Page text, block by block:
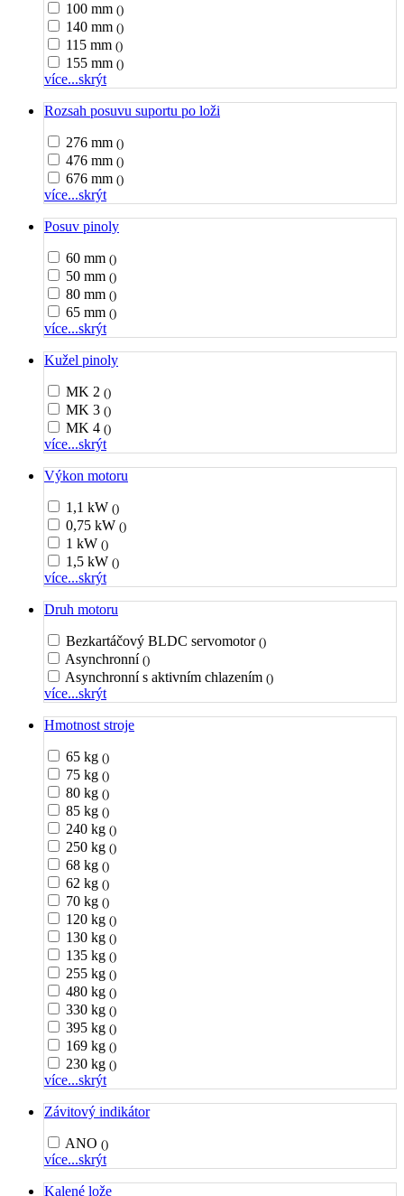
100 mm ()
140 mm ()
115 mm ()
155 mm ()
více...skrýt
Rozsah posuvu suportu po loži
276 mm ()
476 mm ()
676 mm ()
více...skrýt
Posuv pinoly
60 mm ()
50 mm ()
80 mm ()
65 mm ()
více...skrýt
Kužel pinoly
MK 2 ()
MK 3 ()
MK 4 ()
více...skrýt
Výkon motoru
1,1 kW ()
0,75 kW ()
1 kW ()
1,5 kW ()
více...skrýt
Druh motoru
Bezkartáčový BLDC servomotor ()
Asynchronní ()
Asynchronní s aktivním chlazením ()
více...skrýt
Hmotnost stroje
65 kg ()
75 kg ()
80 kg ()
85 kg ()
240 kg ()
250 kg ()
68 kg ()
62 kg ()
70 kg ()
120 kg ()
130 kg ()
135 kg ()
255 kg ()
480 kg ()
330 kg ()
395 kg ()
169 kg ()
230 kg ()
více...skrýt
Závitový indikátor
ANO ()
více...skrýt
Kalené lože